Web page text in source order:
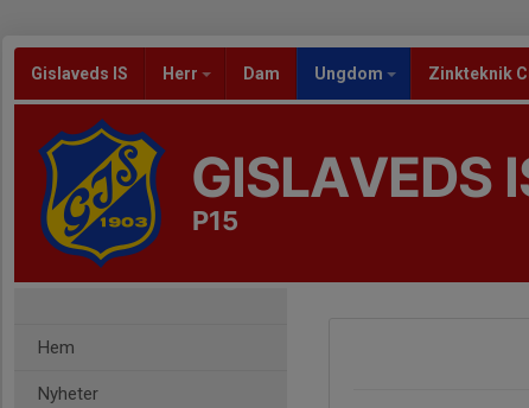
Gislaveds IS Herr Dam Ungdom Zinkteknik
GISLAVEDS
P15
Hem
Nyheter